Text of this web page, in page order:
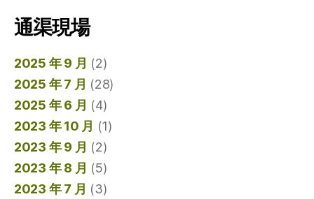
通渠現場
2025 年 9 月 (2)
2025 年 7 月 (28)
2025 年 6 月 (4)
2023 年 10 月 (1)
2023 年 9 月 (2)
2023 年 8 月 (5)
2023 年 7 月 (3)